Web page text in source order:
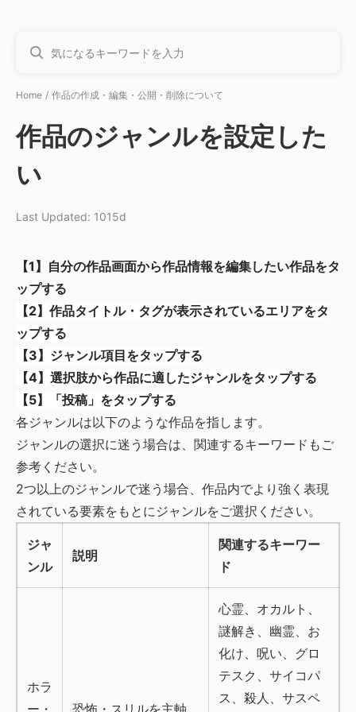
Home 作品の作成・編集・公開・削除について
作品のジャンルを設定した
い
Last Updated: 1015d
【1】自分の作品画面から作品情報を編集したい作品をタ
ップする
【2】作品タイトル・タグが表示されているエリアをタ
ップする
【3】ジャンル項目をタップする
【4】選択肢から作品に適したジャンルをタップする
【5】「投稿」をタップする
各ジャンルは以下のような作品を指します。
ジャンルの選択に迷う場合は、関連するキーワードもご
参考ください。
2つ以上のジャンルで迷う場合、作品内でより強く表現
されている要素をもとにジャンルをご選択ください。
ジャ
ンル
説明
関連するキーワー
ド
ホラ
ー・
恐怖・スリルを主軸
心霊、オカルト、
謎解き、幽霊、お
化け、呪い、グロ
テスク、サイコパ
ス、殺人、サスペ